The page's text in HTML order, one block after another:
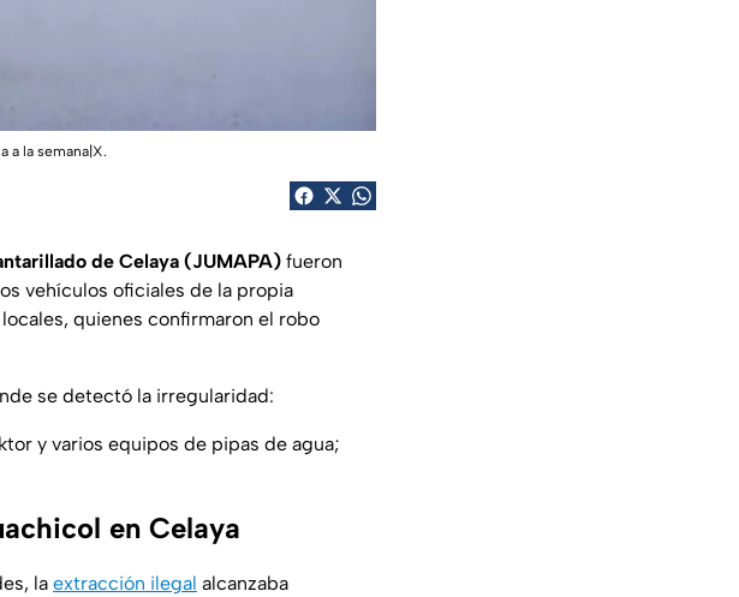
a la semana|X.
de Celaya (JUMAPA) fueron
vehículos oficiales de la propia
quienes confirmaron el robo
se detectó la irregularidad:
y varios equipos de pipas de agua;
en Celaya
la extracción ilegal alcanzaba